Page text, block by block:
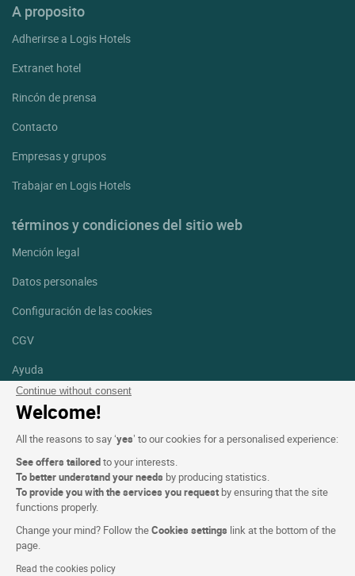
Continue without consent
Welcome!
All the reasons to say ‘yes’ to our cookies for a personalised experience:
See offers tailoredto your interests.
To better understand your needs by producing statistics.
To provide you with the services you request by ensuring that the site
functions properly.
Change your mind? Follow theCookies settings link at the bottom of the
page.
Read the cookies policy
A proposito
Adherirse a Logis Hotels
Extranet hotel
Rincón de prensa
Contacto
Empresas y grupos
Trabajar en Logis Hotels
términos y condiciones del sitio web
Mención legal
Datos personales
Configuración de las cookies
CGV
Ayuda
Mapa del sitio
fotografías
Síguenos
Facebook
Instagram
Linkedin